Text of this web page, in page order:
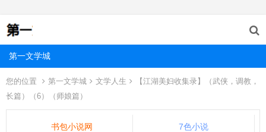
第一文学城
您的位置 第一文学城 文学人生
【江湖美妇收集录】（武侠，调教，
长篇）（6）（师娘篇）
书包小说网 7色小说